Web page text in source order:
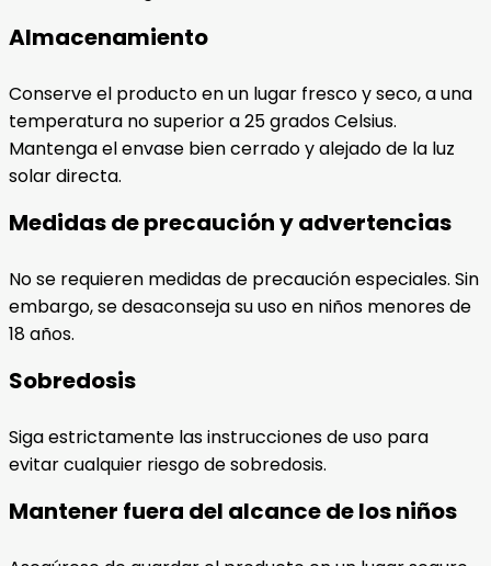
Almacenamiento
Conserve el producto en un lugar fresco y seco, a una
temperatura no superior a 25 grados Celsius.
Mantenga el envase bien cerrado y alejado de la luz
solar directa.
Medidas de precaución y advertencias
No se requieren medidas de precaución especiales. Sin
embargo, se desaconseja su uso en niños menores de
18 años.
Sobredosis
Siga estrictamente las instrucciones de uso para
evitar cualquier riesgo de sobredosis.
Mantener fuera del alcance de los niños